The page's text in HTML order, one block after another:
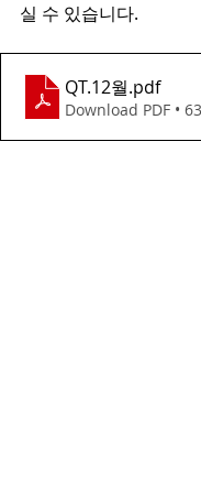
실 수 있습니다.
QT.12월.pdf
Download PDF •